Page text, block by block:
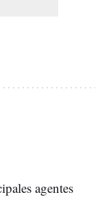
agentes